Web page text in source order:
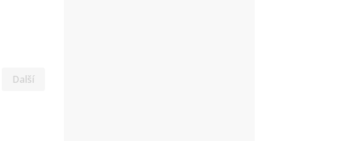
Další